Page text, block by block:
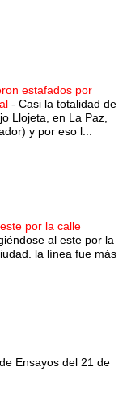
estafados por
- Casi la totalidad de
Llojeta, en La Paz,
y por eso l...
por la calle
al este por la
la línea fue más
Ensayos del 21 de